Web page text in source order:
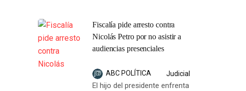
Fiscalía pide arresto contra
Nicolás Petro por no asistir a
audiencias presenciales
ABC POLÍTICA Judicial
El hijo del presidente enfrenta